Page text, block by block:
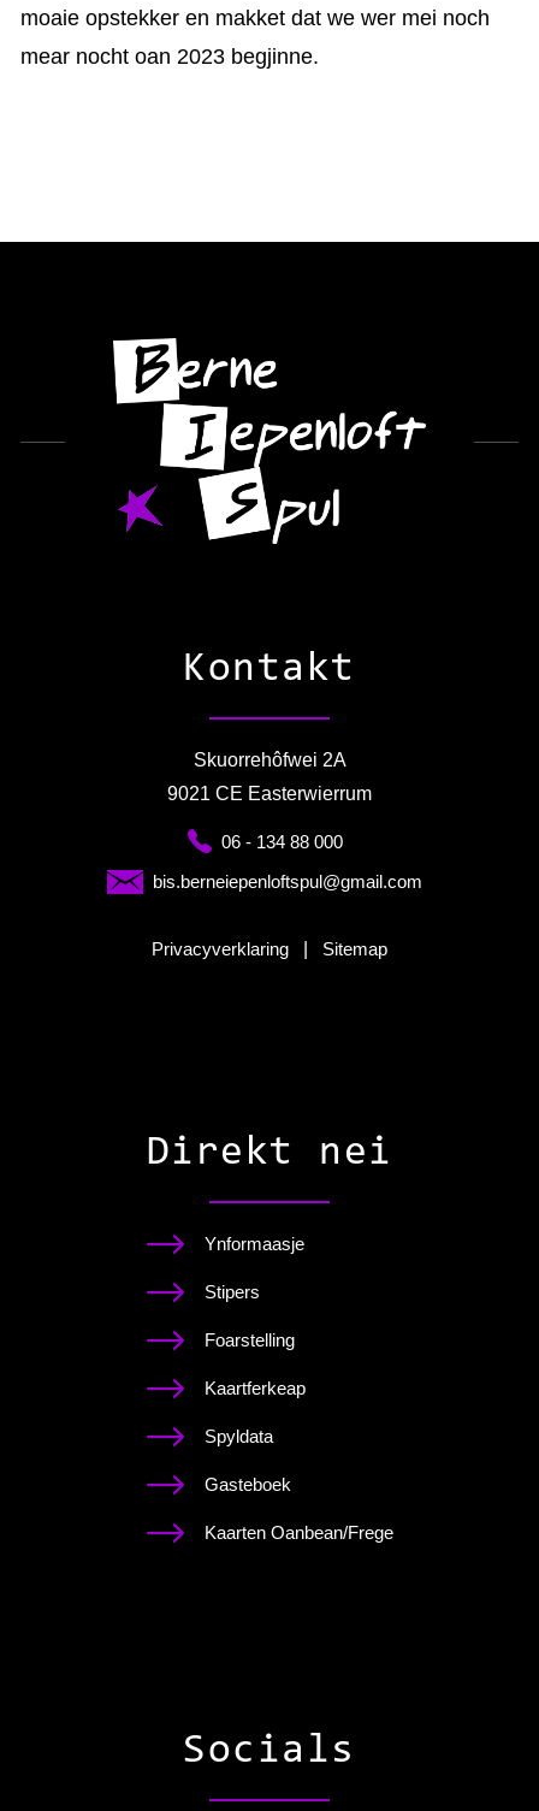
moaie opstekker en makket dat we wer mei noch
mear nocht oan 2023 begjinne.
Kontakt
Skuorrehôfwei 2A
9021 CE Easterwierrum
06 - 134 88 000
bis.berneiepenloftspul@gmail.com
Privacyverklaring Sitemap
Direkt nei
Ynformaasje
Stipers
Foarstelling
Kaartferkeap
Spyldata
Gasteboek
Kaarten Oanbean/Frege
Socials